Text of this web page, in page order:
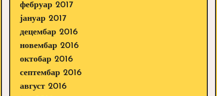
фебруар 2017
јануар 2017
децембар 2016
новембар 2016
октобар 2016
септембар 2016
август 2016